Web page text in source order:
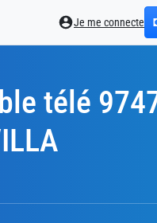
Je me connecte